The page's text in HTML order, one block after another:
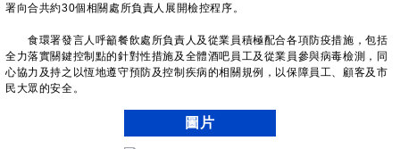
署向合共約30個相關處所負責人展開檢控程序。
食環署發言人呼籲餐飲處所負責人及從業員積極配合各項防疫措施，包括
全力落實關鍵控制點的針對性措施及全體酒吧員工及從業員參與病毒檢測，同
心協力及持之以恆地遵守預防及控制疾病的相關規例，以保障員工、顧客及市
民大眾的安全。
圖片